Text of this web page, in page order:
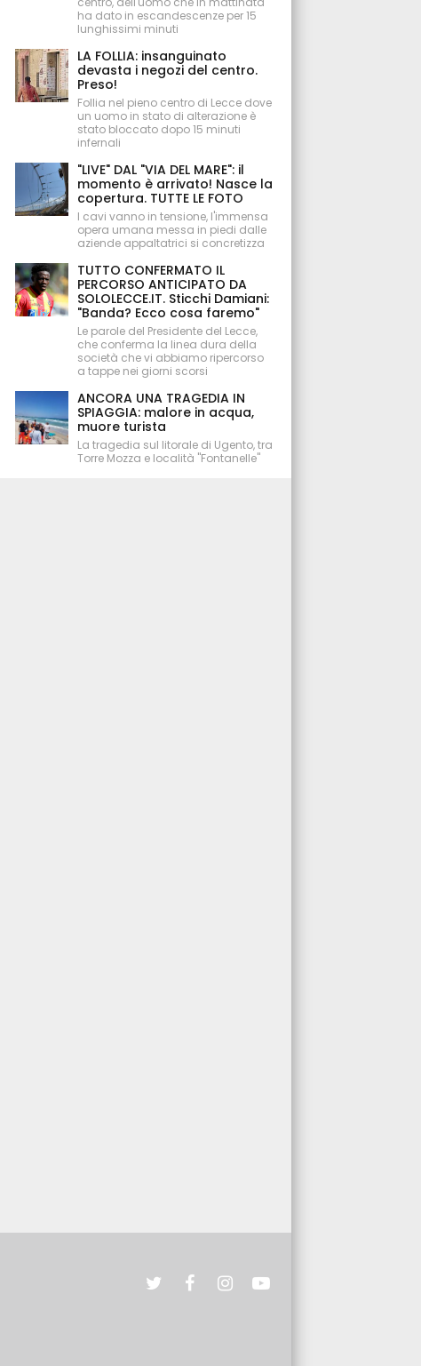
ha dato in escandescenze per 15
lunghissimi minuti
LA FOLLIA: insanguinato
devasta i negozi del centro.
Preso!
Follia nel pieno centro di Lecce dove
un uomo in stato di alterazione è
stato bloccato dopo 15 minuti
infernali
"LIVE" DAL "VIA DEL MARE": il
momento è arrivato! Nasce la
copertura. TUTTE LE FOTO
I cavi vanno in tensione, l'immensa
opera umana messa in piedi dalle
aziende appaltatrici si concretizza
TUTTO CONFERMATO IL
PERCORSO ANTICIPATO DA
SOLOLECCE.IT. Sticchi Damiani:
"Banda? Ecco cosa faremo"
Le parole del Presidente del Lecce,
che conferma la linea dura della
società che vi abbiamo ripercorso
a tappe nei giorni scorsi
ANCORA UNA TRAGEDIA IN
SPIAGGIA: malore in acqua,
muore turista
La tragedia sul litorale di Ugento, tra
Torre Mozza e località "Fontanelle"